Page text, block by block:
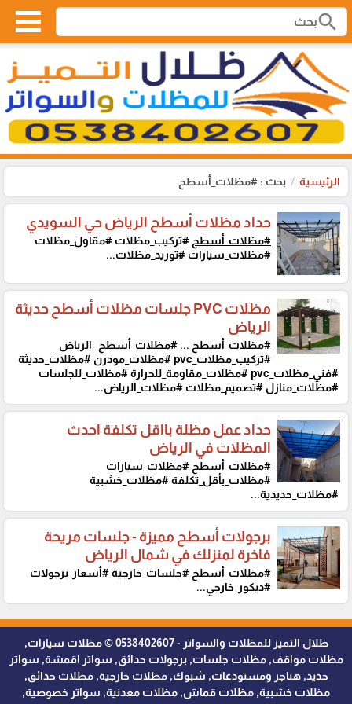
search
الرئيسية بحث : #مظلات_أسطح
حداد مظلات أسطح الرياض حي السويدي
#مظلات_أسطح #تركيب_مظلات #مقاول_مظلات
#مظلات_سيارات #توريد_مظلات...
مظلات PVC جلسات مظلات أسطح حديثة
الرياض
#مظلات_أسطح ... #مظلات_أسطح
_الرياض
#تركيب_مظلات_pvc #مظلات_مودرن #مظلات_حديثة
#فني_مظلات_pvc #مظلات_مقاومة_للحرارة #مظلات_للجلسات
#مظلات_منازل #تصميم_مظلات #مظلات_الرياض...
حداد عمل مظلة بااقل تكلفة احدث
المظلات في الرياض
#مظلات_أسطح #مظلات_سيارات
#مظلات_بأقل_تكلفة #مظلات_خشبية
#مظلات_حديدية...
برجولات أسطح مميزة - جلسات مريحة
فاخرة لمنزلك في شمال الرياض
#مظلات_أسطح #جلسات_خارجية #أسعار_برجولات
#ديكور_خارجي...
ظلال التميز للمظلات والسواتر - 0538402607 © مظلات سيارات,
مظلات مواقف, مظلات جلسات, برجولات حدائق, سواتر اقمشة, سواتر
حديد, هناجر ومستودعات, شبوك, مظلات خارجية, مظلات حدائق,
مظلات خشبية, مظلات قماش, مظلات معدنية, سواتر خصوصية,